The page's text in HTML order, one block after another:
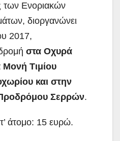
των Ενοριακών
διοργανώνει
2017,
στα Οχυρά
Τιμίου
και στην
Σερρών.
άτομο: 15 ευρώ.